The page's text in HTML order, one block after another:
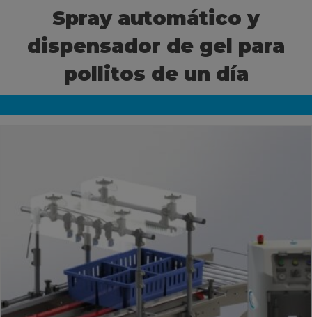
Ceva Worldwide
Spray automático y
dispensador de gel para
pollitos de un día